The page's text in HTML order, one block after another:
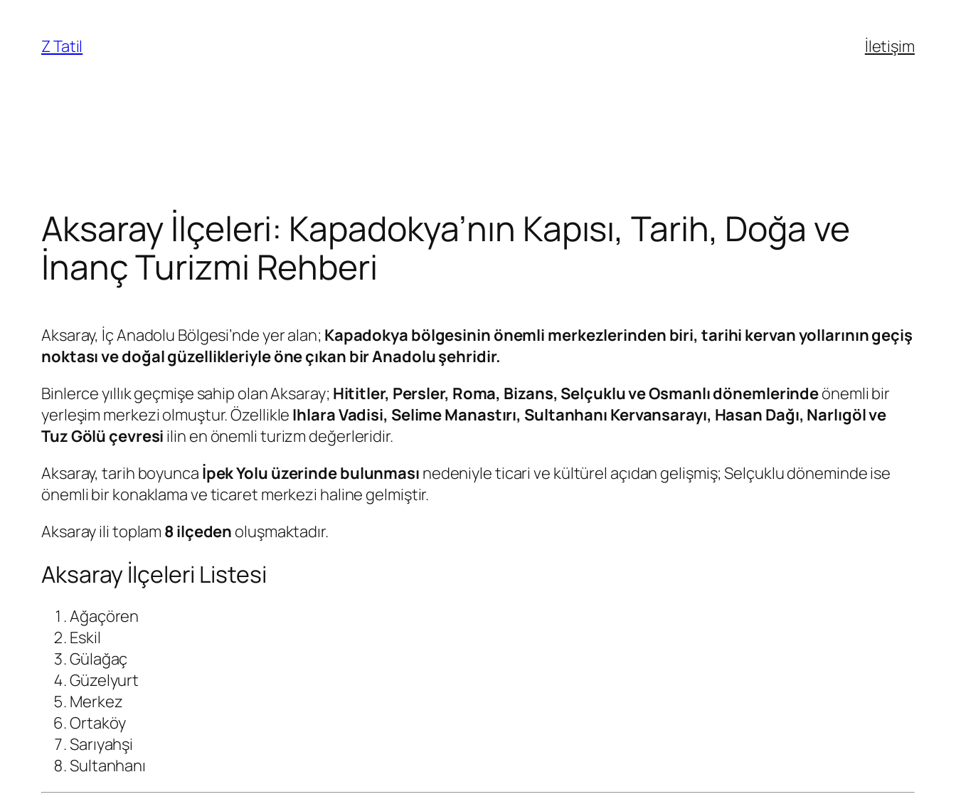
Z Tatil İletişim
Aksaray İlçeleri: Kapadokya’nın Kapısı, Tarih, Doğa ve
İnanç Turizmi Rehberi
Aksaray, İç Anadolu Bölgesi’nde yer alan; Kapadokya bölgesinin önemli merkezlerinden biri, tarihi kervan yollarının geçiş
noktası ve doğal güzellikleriyle öne çıkan bir Anadolu şehridir.
Binlerce yıllık geçmişe sahip olan Aksaray; Hititler, Persler, Roma, Bizans, Selçuklu ve Osmanlı dönemlerindeönemli bir
yerleşim merkezi olmuştur. Özellikle Ihlara Vadisi, Selime Manastırı, Sultanhanı Kervansarayı, Hasan Dağı, Narlıgöl ve
Tuz Gölü çevresi ilin en önemli turizm değerleridir.
Aksaray, tarih boyunca İpek Yolu üzerinde bulunması nedeniyle ticari ve kültürel açıdan gelişmiş; Selçuklu döneminde ise
önemli bir konaklama ve ticaret merkezi haline gelmiştir.
Aksaray ili toplam 8 ilçeden oluşmaktadır.
Aksaray İlçeleri Listesi
Ağaçören
Eskil
Gülağaç
Güzelyurt
Merkez
Ortaköy
Sarıyahşi
Sultanhanı